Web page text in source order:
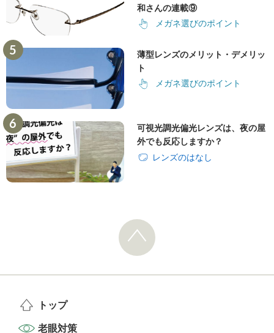
和さんの連載⑨
メガネ選びのポイント
薄型レンズのメリット・デメリッ
ト
メガネ選びのポイント
可視光調光偏光レンズは、夜の屋
外でも反応しますか？
レンズのはなし
トップ
老眼対策